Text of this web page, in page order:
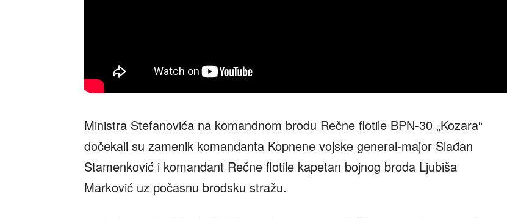
Ministra Stefanovića na komandnom brodu Rečne flotile BPN-30 „Kozara“
dočekali su zamenik komandanta Kopnene vojske general-major Slađan
Stamenković i komandant Rečne flotile kapetan bojnog broda Ljubiša
Marković uz počasnu brodsku stražu.